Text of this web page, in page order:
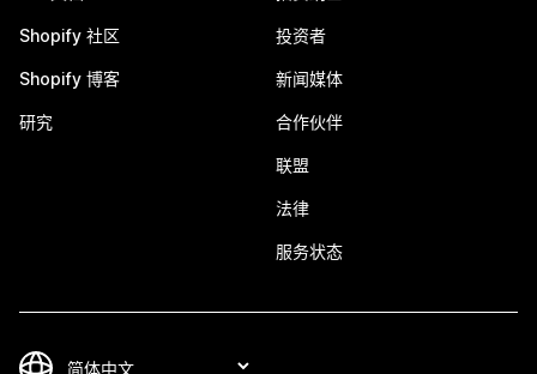
Shopify 社区
Shopify 博客
研究
投资者
新闻媒体
合作伙伴
联盟
法律
服务状态